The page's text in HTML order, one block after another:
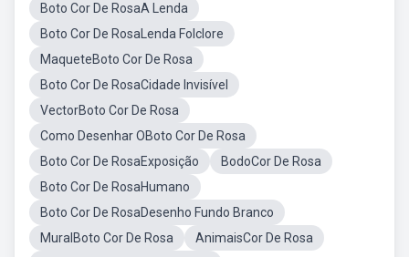
Boto Cor De RosaA Lenda
Boto Cor De RosaLenda Folclore
MaqueteBoto Cor De Rosa
Boto Cor De RosaCidade Invisível
VectorBoto Cor De Rosa
Como Desenhar OBoto Cor De Rosa
Boto Cor De RosaExposição
BodoCor De Rosa
Boto Cor De RosaHumano
Boto Cor De RosaDesenho Fundo Branco
MuralBoto Cor De Rosa
AnimaisCor De Rosa